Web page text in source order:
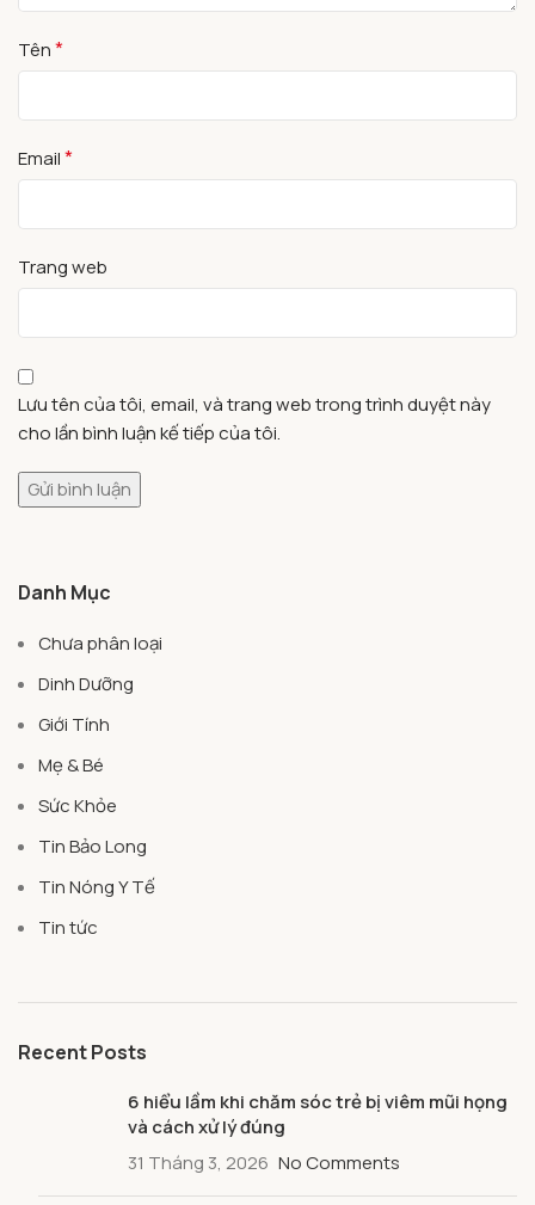
Tên*
Email*
Trang web
Lưu tên của tôi, email, và trang web trong trình duyệt này
cho lần bình luận kế tiếp của tôi.
Danh Mục
Chưa phân loại
Dinh Dưỡng
Giới Tính
Mẹ & Bé
Sức Khỏe
Tin Bảo Long
Tin Nóng Y Tế
Tin tức
Recent Posts
6 hiểu lầm khi chăm sóc trẻ bị viêm mũi họng
và cách xử lý đúng
31 Tháng 3, 2026 No Comments